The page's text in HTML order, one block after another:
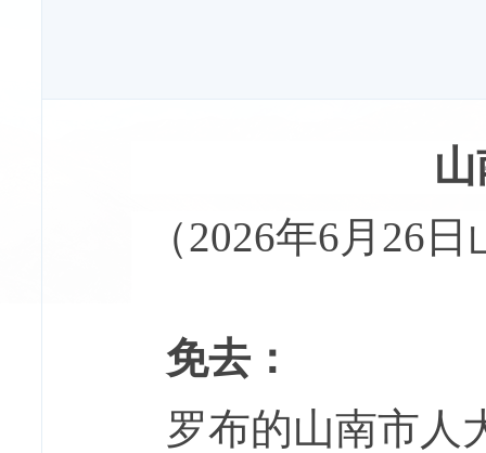
（2026年6月26
免去：
罗布的山南市人